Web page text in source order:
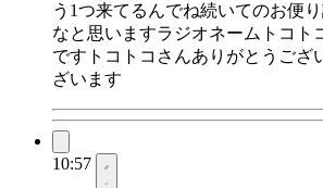
う1つ来てるんでね続いてのお便
なと思いますラジオネームトコト
ですトコトコさんありがとうござ
ざいます
10:57